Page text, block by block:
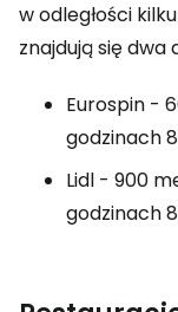
w odległości
znajdują się
Eurospin -
godzinach
Lidl - 900
godzinach